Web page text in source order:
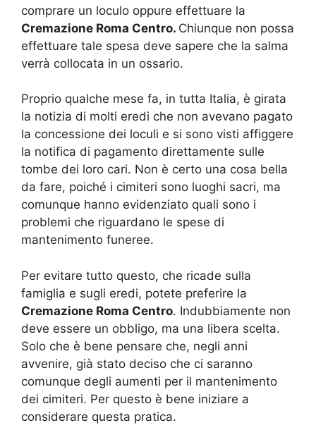
comprare un loculo oppure effettuare la
Cremazione Roma Centro. Chiunque non possa
effettuare tale spesa deve sapere che la salma
verrà collocata in un ossario.
Proprio qualche mese fa, in tutta Italia, è girata
la notizia di molti eredi che non avevano pagato
la concessione dei loculi e si sono visti affiggere
la notifica di pagamento direttamente sulle
tombe dei loro cari. Non è certo una cosa bella
da fare, poiché i cimiteri sono luoghi sacri, ma
comunque hanno evidenziato quali sono i
problemi che riguardano le spese di
mantenimento funeree.
Per evitare tutto questo, che ricade sulla
famiglia e sugli eredi, potete preferire la
Cremazione Roma Centro. Indubbiamente non
deve essere un obbligo, ma una libera scelta.
Solo che è bene pensare che, negli anni
avvenire, già stato deciso che ci saranno
comunque degli aumenti per il mantenimento
dei cimiteri. Per questo è bene iniziare a
considerare questa pratica.